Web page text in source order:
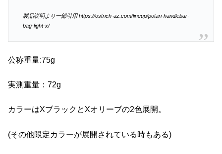
製品説明より一部引用 https://ostrich-az.com/lineup/potari-handlebar-
bag-light-x/
公称重量:75g
実測重量：72g
カラーはXブラックとXオリーブの2色展開。
(その他限定カラーが展開されている時もある)